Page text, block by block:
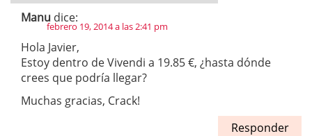
Manu dice:
febrero 19, 2014 a las 2:41 pm
Hola Javier,
Estoy dentro de Vivendi a 19.85 €, ¿hasta dónde
crees que podría llegar?
Muchas gracias, Crack!
Responder